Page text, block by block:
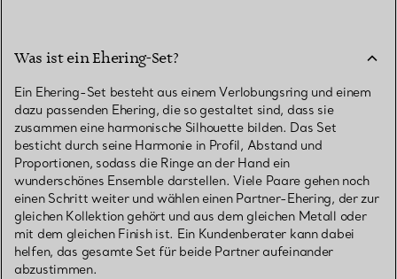
Was ist ein Ehering-Set?
Ein Ehering-Set besteht aus einem Verlobungsring und einem
dazu passenden Ehering, die so gestaltet sind, dass sie
zusammen eine harmonische Silhouette bilden. Das Set
besticht durch seine Harmonie in Profil, Abstand und
Proportionen, sodass die Ringe an der Hand ein
wunderschönes Ensemble darstellen. Viele Paare gehen noch
einen Schritt weiter und wählen einen Partner-Ehering, der zur
gleichen Kollektion gehört und aus dem gleichen Metall oder
mit dem gleichen Finish ist. Ein Kundenberater kann dabei
helfen, das gesamte Set für beide Partner aufeinander
abzustimmen.